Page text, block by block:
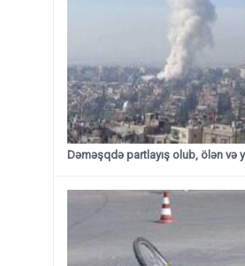
Dəməşqdə partlayış olub, ölən və